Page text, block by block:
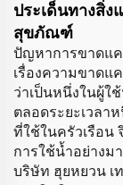
ประเด็นทางสิ่
สุขภัณฑ์
ปัญหาการขาดแ
เรื่องความขาดแ
ว่าเป็นหนึ่งในผู้
ตลอดระยะเวลา
ที่ใช้ในครัวเรือน
การใช้น้ำอย่างม
บริษัท ฮุยหยวน เ